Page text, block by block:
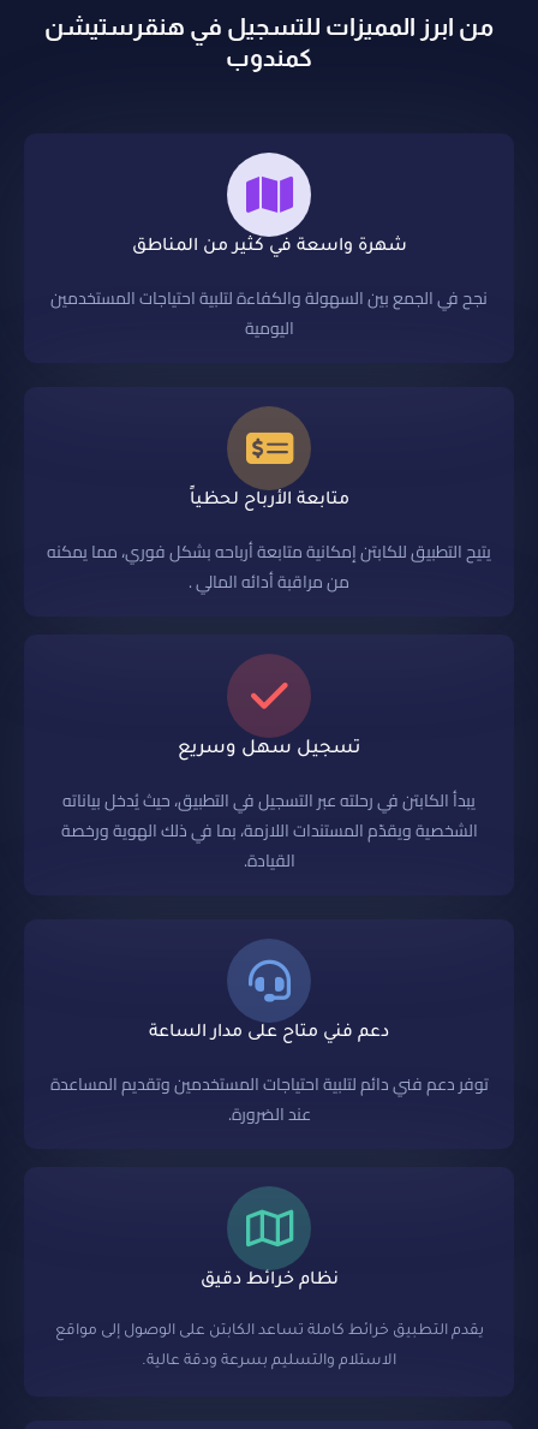
من ابرز المميزات للتسجيل في هنقرستيشن
كمندوب
شهرة واسعة في كثير من المناطق
نجح في الجمع بين السهولة والكفاءة لتلبية احتياجات المستخدمين
اليومية
متابعة الأرباح لحظياً
يتيح التطبيق للكابتن إمكانية متابعة أرباحه بشكل فوري، مما يمكنه
من مراقبة أدائه المالي .
تسجيل سهل وسريع
يبدأ الكابتن في رحلته عبر التسجيل في التطبيق، حيث يُدخل بياناته
الشخصية ويقدّم المستندات اللازمة، بما في ذلك الهوية ورخصة
القيادة.
دعم فني متاح على مدار الساعة
توفر دعم فني دائم لتلبية احتياجات المستخدمين وتقديم المساعدة
عند الضرورة.
نظام خرائط دقيق
يقدم التطبيق خرائط كاملة تساعد الكابتن على الوصول إلى مواقع
الاستلام والتسليم بسرعة ودقة عالية.